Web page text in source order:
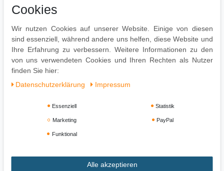
Einfache Montage durch die leicht verständliche
Pflegehinweise
Der Samt sollte regelmäßig mit dem Staubsauger und dem
richtigen Polsteraufsatz abgestaubt werden.
Cookies
Wir nutzen Cookies auf unserer Website. Einige von diesen
sind essenziell, während andere uns helfen, diese Website und
Ihre Erfahrung zu verbessern. Weitere Informationen zu den
von uns verwendeten Cookies und Ihren Rechten als Nutzer
finden Sie hier:
Daten­schutz­erklärung
Impressum
Essenziell Statistik
Marketing PayPal
Funktional
Alle akzeptieren